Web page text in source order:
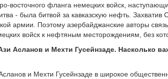
восточного фланга немецких войск,
- была битвой за кавказскую нефть.
армии. Поэтому азербайджанские авторы
войск к нефтяным месторождениям, без
Асланов и Мехти Гусейнзаде. Насколько
и Мехти Гусейнзаде в широкое